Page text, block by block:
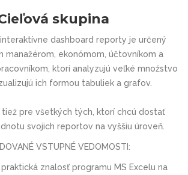
skupina
dashboard reporty je určený
manažérom, ekonómom, účtovníkom a
ktorí analyzujú veľké množstvo
ich formou tabuliek a grafov.
tiež pre všetkých tých, ktorí chcú dostať
svojich reportov na vyššiu úroveň.
VSTUPNÉ VEDOMOSTI:
znalosť programu MS Excelu na